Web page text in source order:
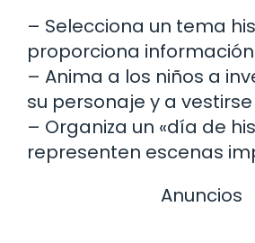
– Selecciona un tema
proporciona
– Anima a los niños a
su personaje y a
– Organiza un «día de
representen escenas
Anuncios